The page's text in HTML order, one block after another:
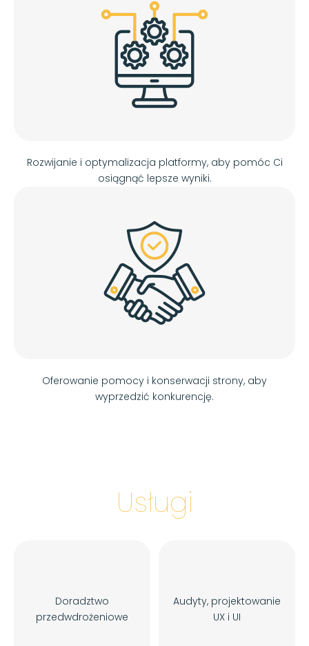
Rozwijanie i optymalizacja platformy, aby pomóc Ci
osiągnąć lepsze wyniki.
Oferowanie pomocy i konserwacji strony, aby
wyprzedzić konkurencję.
Usługi
Doradztwo
przedwdrożeniowe
Audyty, projektowanie
UX i UI